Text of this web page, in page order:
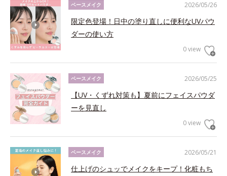
2026/05/26
ベースメイク
限定色登場！日中の塗り直しに便利なUVパウ
ダーの使い方
0 view
2026/05/25
ベースメイク
【UV・くずれ対策も】夏前にフェイスパウダ
ーを見直し
0 view
2026/05/21
ベースメイク
仕上げのシュッでメイクをキープ！化粧もち